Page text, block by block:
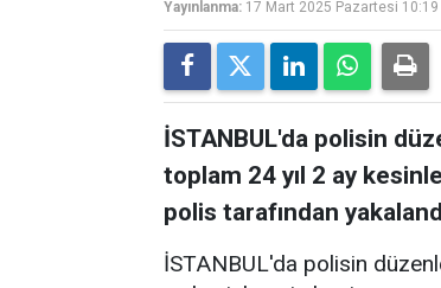
Yayınlanma: 17 Mart 2025 Pazartesi 10:19
İSTANBUL'da polisin
toplam 24 yıl 2 ay
polis tarafından
İSTANBUL'da polisin